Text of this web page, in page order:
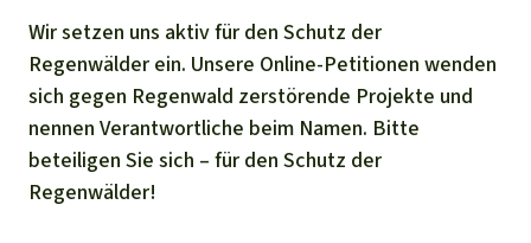
Wir setzen uns aktiv für den Schutz der
Regenwälder ein. Unsere Online-Petitionen wenden
sich gegen Regenwald zerstörende Projekte und
nennen Verantwortliche beim Namen. Bitte
beteiligen Sie sich – für den Schutz der
Regenwälder!